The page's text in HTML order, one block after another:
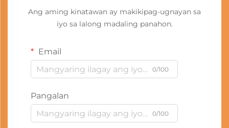
Ang aming kinatawan ay makikipag-ugnayan sa
iyo sa lalong madaling panahon.
Email
0/100
Pangalan
0/100